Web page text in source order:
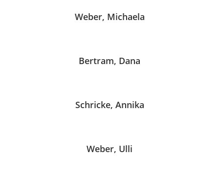
Weber, Michaela
Bertram, Dana
Schricke, Annika
Weber, Ulli